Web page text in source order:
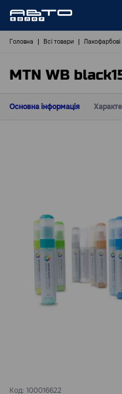
Головна Всі товари Лакофарбові
MTN WB
Основна інформація
Код: 100016622